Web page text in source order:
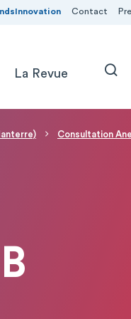
Contact
La Revue
Consultation